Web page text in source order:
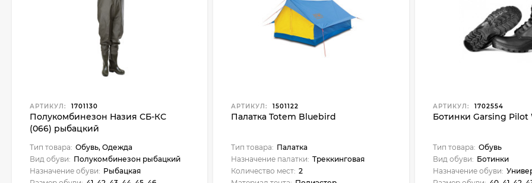
АРТИКУЛ: 1701130
Полукомбинезон Назия СБ-КС
(066) рыбацкий
Тип товара: Обувь, Одежда
Вид обуви: Полукомбинезон рыбацкий
Назначение обуви: Рыбацкая
АРТИКУЛ: 1501122
Палатка Totem Bluebird
Тип товара: Палатка
Назначение палатки: Треккинговая
Количество мест: 2
АРТИКУЛ: 1702554
Ботинки Garsing Pilot
Тип товара: Обувь
Вид обуви: Ботинки
Назначение обуви: